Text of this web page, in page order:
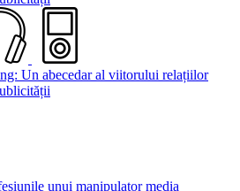
Un abecedar al viitorului relațiilor